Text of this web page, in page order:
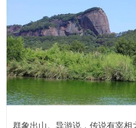
群象出山。导游说，传说有宰